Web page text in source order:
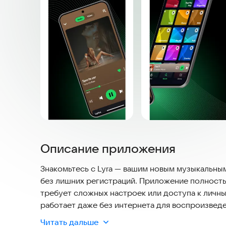
Описание приложения
Знакомьтесь с Lyra — вашим новым
без лишних регистраций. Приложение
требует сложных настроек или доступа к
работает даже без интернета для
под любой экран.
Читать дальше